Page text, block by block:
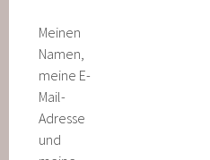
Meinen
Namen,
meine E-
Mail-
Adresse
und